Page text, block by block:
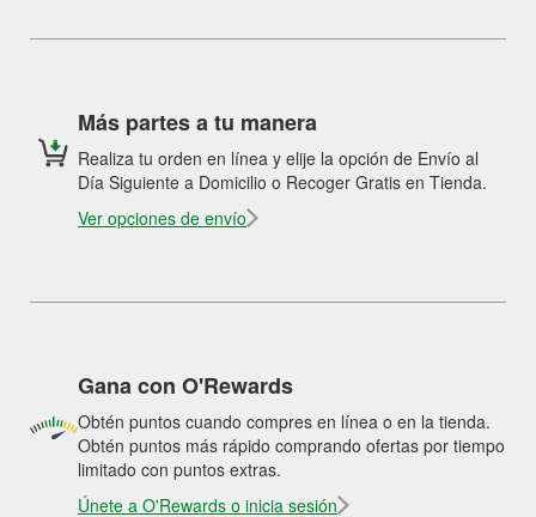
Más partes a tu manera
Realiza tu orden en línea y elije la opción de Envío al
Día Siguiente a Domicilio o Recoger Gratis en Tienda.
Ver opciones de envío
Gana con O'Rewards
Obtén puntos cuando compres en línea o en la tienda.
Obtén puntos más rápido comprando ofertas por tiempo
limitado con puntos extras.
Únete a O'Rewards o inicia sesión